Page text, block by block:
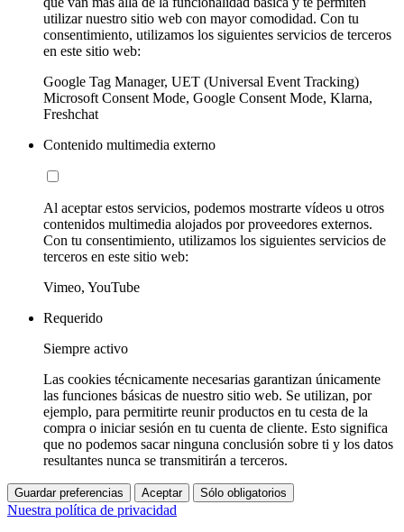
utilizar nuestro sitio web con mayor comodidad. Con tu
consentimiento, utilizamos los siguientes servicios de terceros
en este sitio web:
Google Tag Manager, UET (Universal Event Tracking)
Microsoft Consent Mode, Google Consent Mode, Klarna,
Freshchat
Contenido multimedia externo
Al aceptar estos servicios, podemos mostrarte vídeos u otros
contenidos multimedia alojados por proveedores externos.
Con tu consentimiento, utilizamos los siguientes servicios de
terceros en este sitio web:
Vimeo, YouTube
Requerido
Siempre activo
Las cookies técnicamente necesarias garantizan únicamente
las funciones básicas de nuestro sitio web. Se utilizan, por
ejemplo, para permitirte reunir productos en tu cesta de la
compra o iniciar sesión en tu cuenta de cliente. Esto significa
que no podemos sacar ninguna conclusión sobre ti y los datos
resultantes nunca se transmitirán a terceros.
Guardar preferencias Aceptar Sólo obligatorios
Nuestra política de privacidad